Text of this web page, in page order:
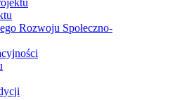
Rozwoju Społeczno-